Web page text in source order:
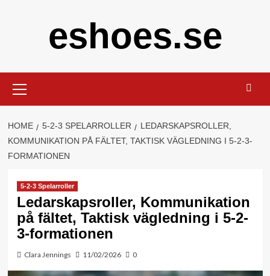
eshoes.se
Menu
HOME 5-2-3 SPELARROLLER
LEDARSKAPSROLLER,
KOMMUNIKATION PÅ FÄLTET, TAKTISK VÄGLEDNING I 5-2-3-
FORMATIONEN
5-2-3 Spelarroller
Ledarskapsroller, Kommunikation
på fältet, Taktisk vägledning i 5-2-
3-formationen
Clara Jennings 11/02/2026 0